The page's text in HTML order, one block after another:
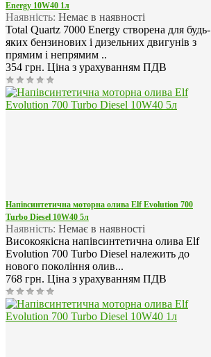
Energy 10W40 1л
Наявність: Немає в наявності
Total Quartz 7000 Energy створена для будь-
яких бензинових і дизельних двигунів з
прямим і непрямим ..
354 грн. Ціна з урахуванням ПДВ
Напівсинтетична моторна олива Elf Evolution 700
Turbo Diesel 10W40 5л
Наявність: Немає в наявності
Високоякісна напівсинтетична олива Elf
Evolution 700 Turbo Diesel належить до
нового покоління олив...
768 грн. Ціна з урахуванням ПДВ